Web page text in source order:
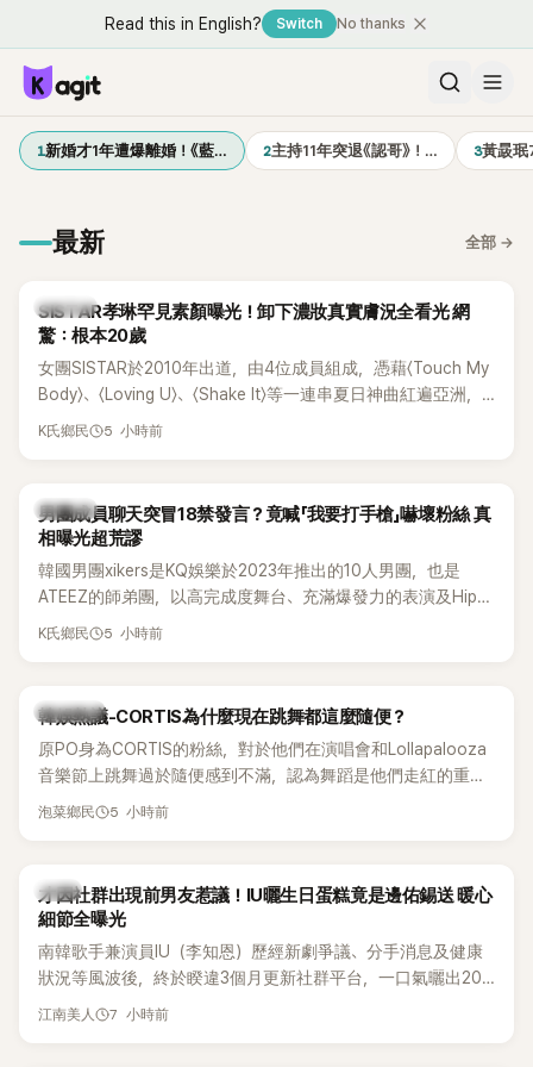
Read this in English? Switch No thanks
1新婚才1年遭爆離婚！《藍… 2主持11年突退《認哥》！… 3黃晸
最新 全部 →
K-POP
SISTAR孝琳罕見素顏曝光！卸下濃妝真實膚況全看光 網
驚：根本20歲
女團SISTAR於2010年出道，由4位成員組成，憑藉〈Touch My
Body〉、〈Loving U〉、〈Shake It〉等一連串夏日神曲紅遍亞洲，
獲封「夏日女王」。不過，團體在出道滿7年後宣布解散，成員各
不僅展現兩人多年不變的好交情，她幾乎素顏入鏡的真實模
樣，也意外掀起網友熱議。
K氏鄉民 5 小時前
K-POP
男團成員聊天突冒18禁發言？竟喊「我要打手槍」嚇壞粉絲 真
相曝光超荒謬
韓國男團xikers是KQ娛樂於2023年推出的10人男團，也是
ATEEZ的師弟團，以高完成度舞台、充滿爆發力的表演及Hip-
Hop風格聞名，出道後迅速累積大批海內外粉絲，近年也陸續
K氏鄉民 5 小時前
熱議討論
韓娛熱議-CORTIS為什麼現在跳舞都這麼隨便？
原PO身為CORTIS的粉絲，對於他們在演唱會和Lollapalooza
音樂節上跳舞過於隨便感到不滿，認為舞蹈是他們走紅的重要
原因，希望他們能更認真地表演。
泡菜鄉民 5 小時前
韓星
才因社群出現前男友惹議！IU曬生日蛋糕竟是邊佑錫送 暖心
細節全曝光
南韓歌手兼演員IU（李知恩）歷經新劇爭議、分手消息及健康
狀況等風波後，終於睽違3個月更新社群平台，一口氣曬出20
張近況照，讓大批粉絲又驚又喜。其中，一張生日蛋糕照意外
江南美人 7 小時前